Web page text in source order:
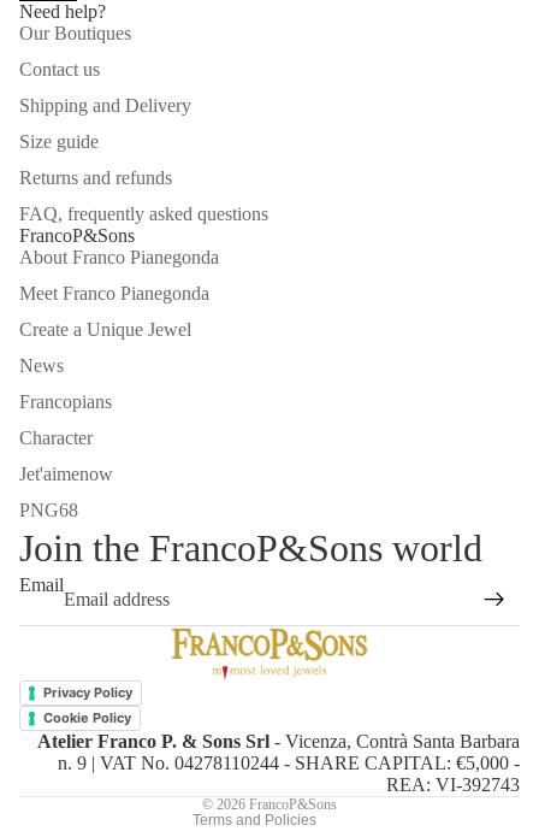
Need help?
Our Boutiques
Contact us
Shipping and Delivery
Size guide
Returns and refunds
FAQ, frequently asked questions
FrancoP&Sons
About Franco Pianegonda
Meet Franco Pianegonda
Create a Unique Jewel
News
Francopians
Character
Jet'aimenow
PNG68
Join the FrancoP&Sons world
Email
Privacy Policy
Cookie Policy
Atelier Franco P. & Sons Srl - Vicenza, Contrà Santa Barbara
n. 9 | VAT No. 04278110244 - SHARE CAPITAL: €5,000 -
REA: VI-392743
© 2026 FrancoP&Sons
Terms and Policies
Refund policy
Privacy policy
Terms of service
Shipping policy